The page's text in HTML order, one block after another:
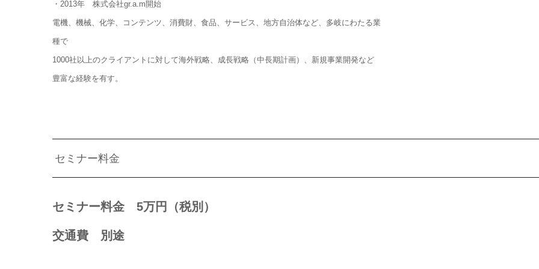
・2013年 株式会社gr.a.m開始
電機、機械、化学、コンテンツ、消費財、食品、サービス、地方自治体など、多岐にわたる業
種で
1000社以上のクライアントに対して海外戦略、成長戦略（中長期計画）、新規事業開発など
豊富な経験を有す。
セミナー料金
セミナー料金 5万円（税別）
交通費 別途